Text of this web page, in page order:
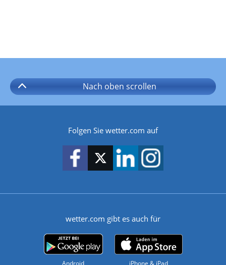
Nach oben scrollen
Folgen Sie wetter.com auf
wetter.com gibt es auch für